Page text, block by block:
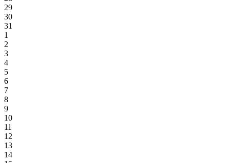
29
30
31
1
2
3
4
5
6
7
8
9
10
11
12
13
14